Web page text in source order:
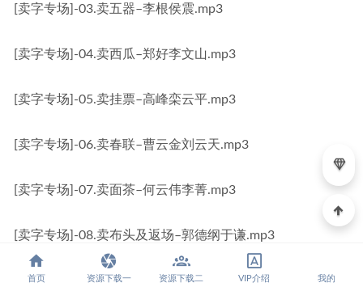
[卖字专场]-03.卖五器–李根侯震.mp3
[卖字专场]-04.卖西瓜–郑好李文山.mp3
[卖字专场]-05.卖挂票–高峰栾云平.mp3
[卖字专场]-06.卖春联–曹云金刘云天.mp3
[卖字专场]-07.卖面茶–何云伟李菁.mp3
[卖字专场]-08.卖布头及返场–郭德纲于谦.mp3
[叹人生专场]-01.庙游子–谢金张鹤文.mp3
首页 资源下载一 资源下载二 VIP介绍 我的